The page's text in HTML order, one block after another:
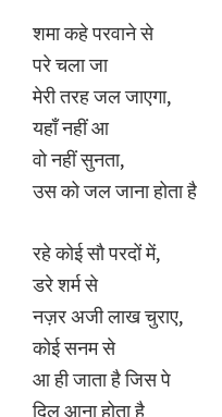
शमा कहे परवाने से
परे चला जा
मेरी तरह जल जाएगा,
यहाँ नहीं आ
वो नहीं सुनता,
उस को जल जाना होता है
रहे कोई सौ परदों में,
डरे शर्म से
नज़र अजी लाख चुराए,
कोई सनम से
आ ही जाता है जिस पे
दिल आना होता है